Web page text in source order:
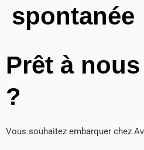
spontanée
Prêt à
?
Vous souhaitez embarquer chez